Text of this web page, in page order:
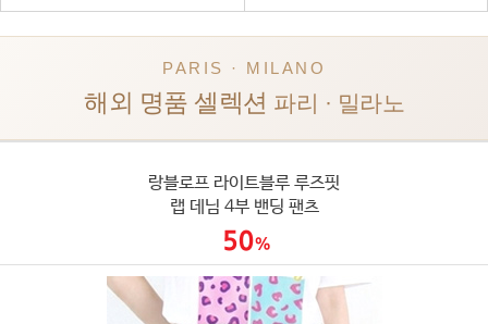
PARIS · MILANO
해외 명품 셀렉션 파리 · 밀라노
랑블로프 라이트블루 루즈핏
랩 데님 4부 밴딩 팬츠